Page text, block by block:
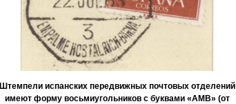
Штемпели испанских передвижных почтовых отделений
имеют форму восьмиугольников с буквами «АМВ» (от